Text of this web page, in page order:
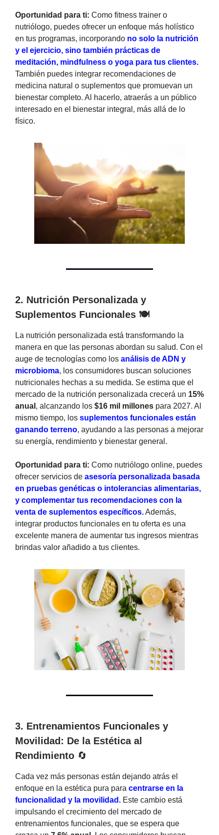
Oportunidad para ti: Como fitness trainer o
nutriólogo, puedes ofrecer un enfoque más holístico
en tus programas, incorporando no solo la nutrición
y el ejercicio, sino también prácticas de
meditación, mindfulness o yoga para tus clientes.
También puedes integrar recomendaciones de
medicina natural o suplementos que promuevan un
bienestar completo. Al hacerlo, atraerás a un público
interesado en el bienestar integral, más allá de lo
físico.
2. Nutrición Personalizada y
Suplementos Funcionales 🍽️
La nutrición personalizada está transformando la
manera en que las personas abordan su salud. Con el
auge de tecnologías como los análisis de ADN y
microbioma, los consumidores buscan soluciones
nutricionales hechas a su medida. Se estima que el
mercado de la nutrición personalizada crecerá un 15%
anual , alcanzando los $16 mil millones para 2027. Al
mismo tiempo, los suplementos funcionales están
ganando terreno, ayudando a las personas a mejorar
su energía, rendimiento y bienestar general.
Oportunidad para ti: Como nutriólogo online, puedes
ofrecer servicios de asesoría personalizada basada
en pruebas genéticas o intolerancias alimentarias,
y complementar tus recomendaciones con la
venta de suplementos específicos.Además,
integrar productos funcionales en tu oferta es una
excelente manera de aumentar tus ingresos mientras
brindas valor añadido a tus clientes.
3. Entrenamientos Funcionales y
Movilidad: De la Estética al
Rendimiento 🔄
Cada vez más personas están dejando atrás el
enfoque en la estética pura para centrarse en la
funcionalidad y la movilidad. Este cambio está
impulsando el crecimiento del mercado de
entrenamientos funcionales, que se espera que